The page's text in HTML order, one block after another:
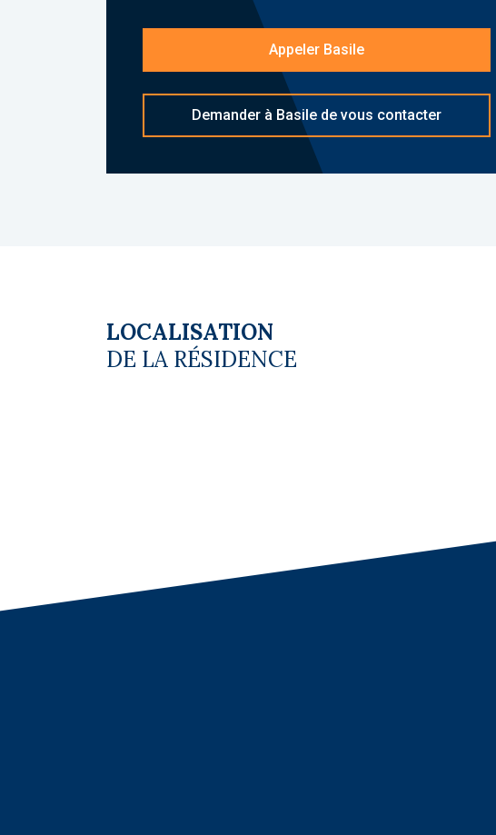
Le coin du LMNP - Basile Monot agent basé à
d'informations sur[email protected]réf. 27622 Bien
Copropriété. Charges annuelles de copropriété
budget prévisionnel vendeur) : 94 €. Pas de
du vendeur
Appeler Basile
Demander à Basile de vous contacter
LOCALISATION
DE LA RÉSIDENCE